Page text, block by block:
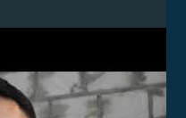
eingebettet.